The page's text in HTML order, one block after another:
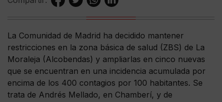
La Comunidad de Madrid ha decidido mantener
restricciones en la zona básica de salud (ZBS) de La
Moraleja (Alcobendas) y ampliarlas en cinco nuevas
que se encuentran en una incidencia acumulada por
encima de los 400 contagios por 100 habitantes. Se
trata de Andrés Mellado, en Chamberí, y de